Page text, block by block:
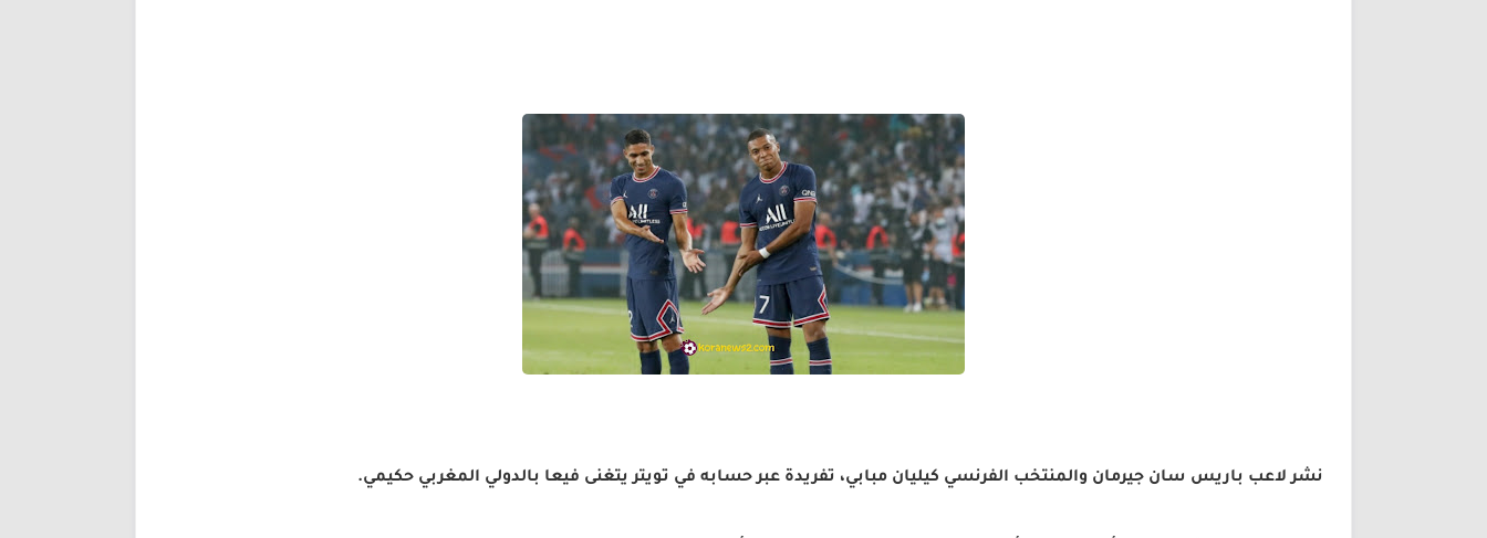
نشر لاعب باريس سان جيرمان والمنتخب الفرنسي كيليان مبابي، تفريدة عبر حسابه في تويتر يتغنى فيعا بالدولي المغربي حكيمي.